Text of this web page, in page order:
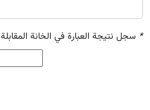
* سجل نتيجة العبارة في الخانة المقابلة